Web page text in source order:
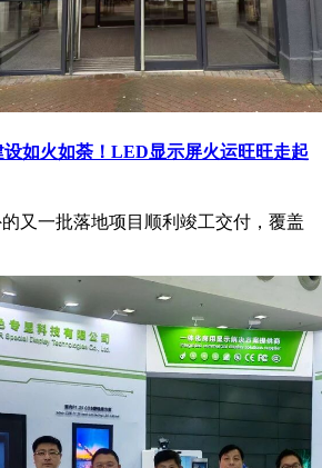
如火如荼！LED显示屏火运旺旺走起
又一批落地项目顺利竣工交付，覆盖